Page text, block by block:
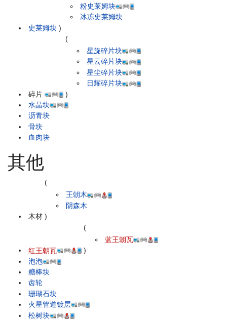
史莱姆块
粉史莱姆块
冰冻史莱姆块
)
碎片
(
星旋碎片块
星云碎片块
星尘碎片块
日耀碎片块
)
水晶块
沥青块
骨块
血肉块
其他
木材
(
王朝木
阴森木
)
红王朝瓦
(
蓝王朝瓦
)
泡泡
糖棒块
齿轮
珊瑚石块
火星管道镀层
松树块